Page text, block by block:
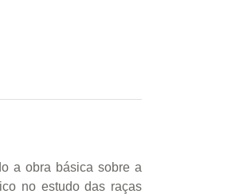
a obra básica sobre a
no estudo das raças